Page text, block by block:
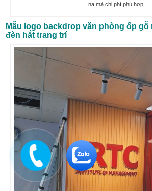
nạ mà chi phí phù hợp
Mẫu logo backdrop văn phòng ốp
đèn hắt trang trí